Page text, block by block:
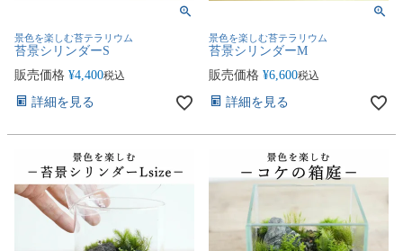
景色を楽しむ苔テラリウム
苔景シリンダーS
販売価格 ¥4,400税込
詳細を見る
景色を楽しむ苔テラリウム
苔景シリンダーM
販売価格 ¥6,600税込
詳細を見る